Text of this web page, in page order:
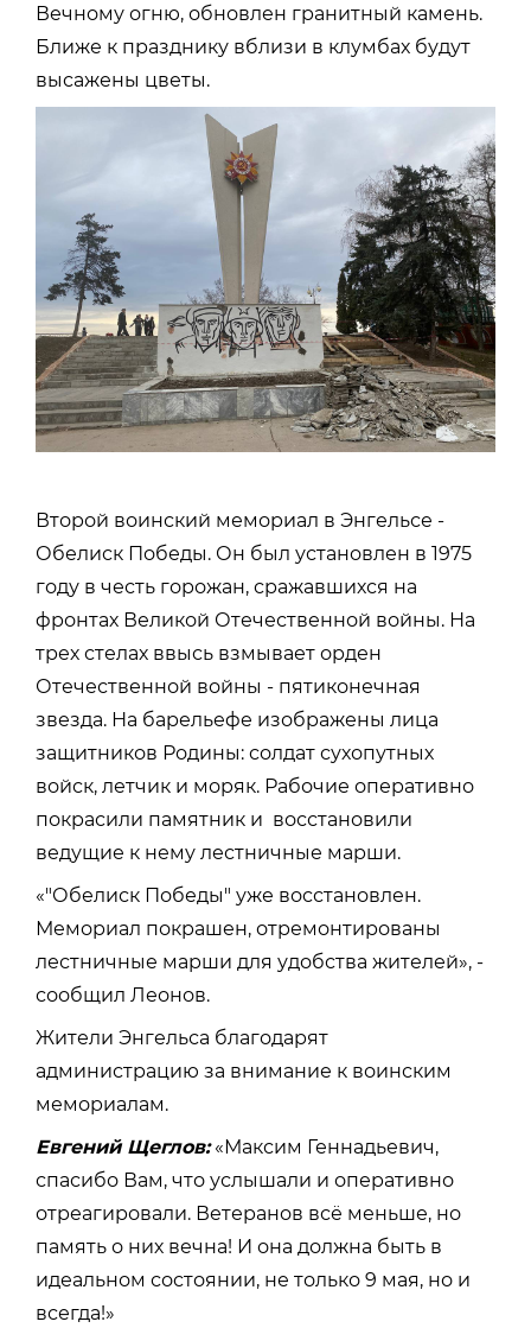
Вечному огню, обновлен гранитный камень.
Ближе к празднику вблизи в клумбах будут
высажены цветы.
Второй воинский мемориал в Энгельсе -
Обелиск Победы. Он был установлен в 1975
году в честь горожан, сражавшихся на
фронтах Великой Отечественной войны. На
трех стелах ввысь взмывает орден
Отечественной войны - пятиконечная
звезда. На барельефе изображены лица
защитников Родины: солдат сухопутных
войск, летчик и моряк. Рабочие оперативно
покрасили памятник и восстановили
ведущие к нему лестничные марши.
«"Обелиск Победы" уже восстановлен.
Мемориал покрашен, отремонтированы
лестничные марши для удобства жителей», -
сообщил Леонов.
Жители Энгельса благодарят
администрацию за внимание к воинским
мемориалам.
Евгений Щеглов:«Максим Геннадьевич,
спасибо Вам, что услышали и оперативно
отреагировали. Ветеранов всё меньше, но
память о них вечна! И она должна быть в
идеальном состоянии, не только 9 мая, но и
всегда!»